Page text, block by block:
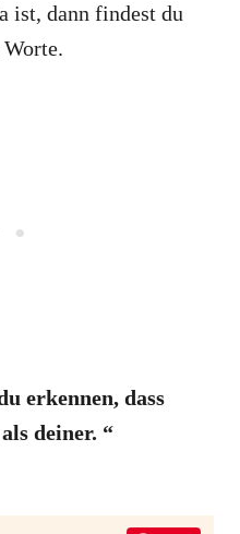
ist, dann findest du
erkennen, dass
deiner. “